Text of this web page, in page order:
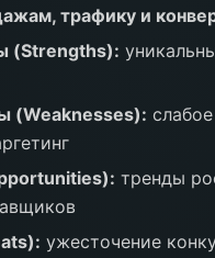
трафику и
(Strengths):
(Weaknesses):
тренды
ужесточение